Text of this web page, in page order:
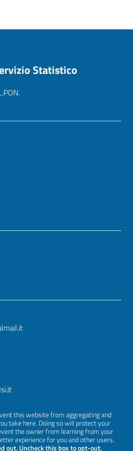
this website from aggregating and
take here. Doing so will protect your
the owner from learning from your
experience for you and other users.
out. Uncheck this box to opt-out.
Statistico